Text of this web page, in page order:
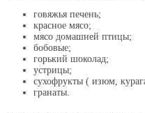
говяжья печень;
красное мясо;
мясо домашней птицы;
бобовые;
горький шоколад;
устрицы;
сухофрукты ( изюм,
гранаты.